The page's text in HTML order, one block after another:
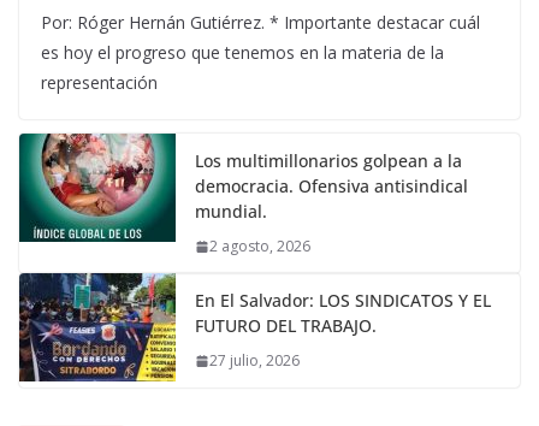
Por: Róger Hernán Gutiérrez. * Importante destacar cuál
es hoy el progreso que tenemos en la materia de la
representación
Los multimillonarios golpean a la
democracia. Ofensiva antisindical
mundial.
2 agosto, 2026
En El Salvador: LOS SINDICATOS Y EL
FUTURO DEL TRABAJO.
27 julio, 2026